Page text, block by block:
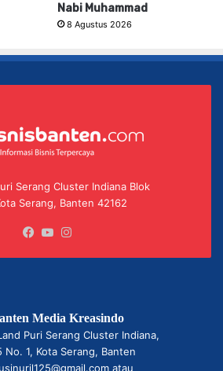
Nabi Muhammad
8 Agustus 2026
Serang Cluster Indiana Blok
Serang, Banten 42162
Facebook
YouTube
Media Kreasindo
Puri Serang Cluster Indiana,
No. 1, Kota Serang, Banten
atau